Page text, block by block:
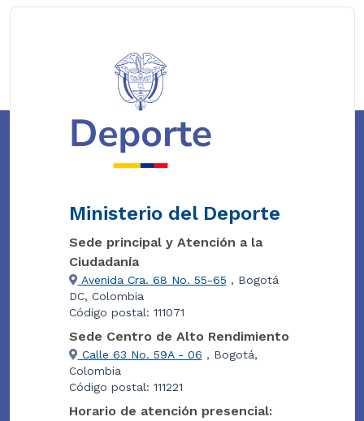
Ministerio del Deporte
Sede principal y Atención a la
Ciudadanía
Avenida Cra. 68 No. 55-65 , Bogotá
DC, Colombia
Código postal: 111071
Sede Centro de Alto Rendimiento
Calle 63 No. 59A - 06 , Bogotá,
Colombia
Código postal: 111221
Horario de atención presencial: